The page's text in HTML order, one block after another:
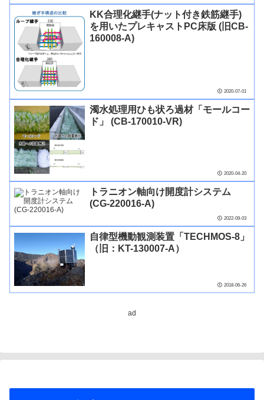
KK合理化継手(ナット付き鉄筋継手)
を用いたプレキャストPC床版 (旧CB-
160008-A)
2020-07-01
濁水処理用ひも状ろ過材「モールコー
ド」 (CB-170010-VR)
2020-04-20
トラニオン軸向け開度計システム
(CG-220016-A)
2022-09-03
自律型機動観測装置「TECHMOS-8」
（旧：KT-130007-A）
2018-06-26
ad